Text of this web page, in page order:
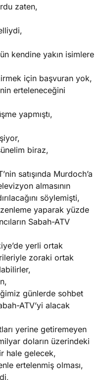
zaten,
kendine yakın isimlere
için başvuran yok,
erteleneceğini
yapmıştı,
biraz,
satışında Murdoch’a
almasının
söylemişti,
yaparak yüzde
Sabah-ATV
yerli ortak
zoraki ortak
günlerde sohbet
ATV’yi alacak
yerine getiremeyen
doların üzerindeki
hale gelecek,
ertelenmiş olması,